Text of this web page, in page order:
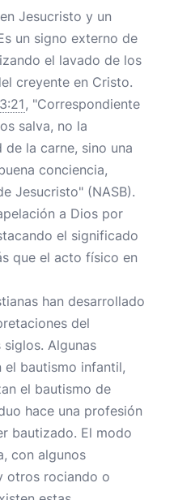
Jesucristo y un
un signo externo de
el lavado de los
creyente en Cristo.
, "Correspondiente
salva, no la
la carne, sino una
conciencia,
Jesucristo" (NASB).
a Dios por
el significado
que el acto físico en
han desarrollado
del
Algunas
el bautismo infantil,
el bautismo de
hace una profesión
bautizado. El modo
con algunos
otros rociando o